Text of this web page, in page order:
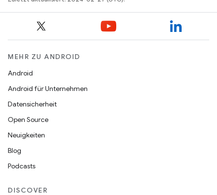
MEHR ZU ANDROID
Android
Android für Unternehmen
Datensicherheit
Open Source
Neuigkeiten
Blog
Podcasts
DISCOVER